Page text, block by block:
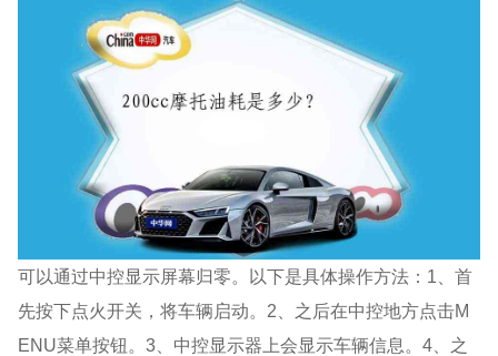
可以通过中控显示屏幕归零。以下是具体操作方法：1、首
先按下点火开关，将车辆启动。2、之后在中控地方点击M
ENU菜单按钮。3、中控显示器上会显示车辆信息。4、之